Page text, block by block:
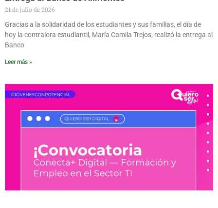
21 de julio de 2026
Gracias a la solidaridad de los estudiantes y sus familias, el día de
hoy la contralora estudiantil, María Camila Trejos, realizó la entrega al
Banco
Leer más »